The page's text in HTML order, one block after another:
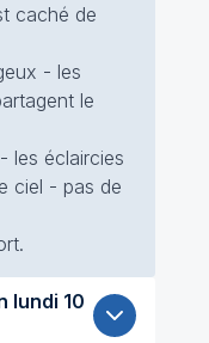
caché de
- les
le
les éclaircies
ciel - pas de